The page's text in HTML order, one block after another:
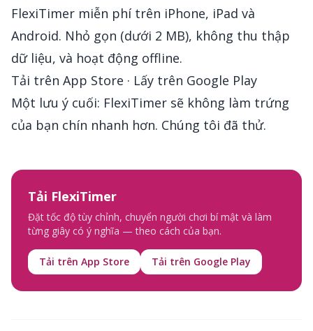
FlexiTimer miễn phí trên iPhone, iPad và
Android. Nhỏ gọn (dưới 2 MB), không thu thập
dữ liệu, và hoạt động offline.
Tải trên App Store · Lấy trên Google Play
Một lưu ý cuối: FlexiTimer sẽ không làm trứng
của bạn chín nhanh hơn. Chúng tôi đã thử.
Tải FlexiTimer
Đặt tốc độ tùy chỉnh, chuyển người chơi bí mật và làm
từng giây có ý nghĩa — theo cách của bạn.
Tải trên App Store Tải trên Google Play